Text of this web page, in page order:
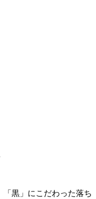
黒」にこだわった落ち